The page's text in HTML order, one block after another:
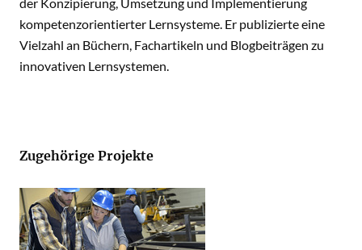
kompetenzorientierter Lernsysteme. Er publizierte eine
Vielzahl an Büchern, Fachartikeln und Blogbeiträgen zu
innovativen Lernsystemen.
Zugehörige Projekte